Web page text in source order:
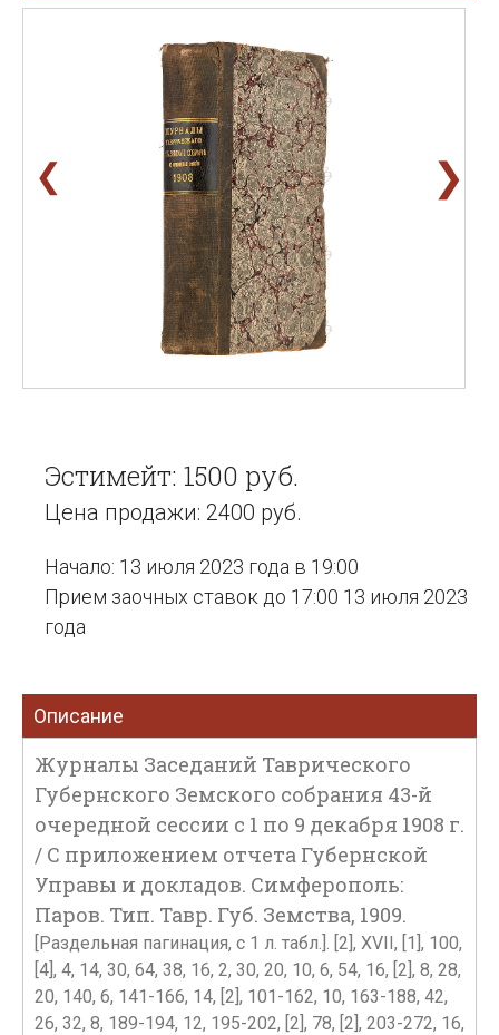
❮ ❯
Эстимейт: 1500 руб.
Цена продажи: 2400 руб.
Начало: 13 июля 2023 года в 19:00
Прием заочных ставок до 17:00 13 июля 2023
года
Описание
Журналы Заседаний Таврического
Губернского Земского собрания 43-й
очередной сессии с 1 по 9 декабря 1908 г.
/ С приложением отчета Губернской
Управы и докладов. Симферополь:
Паров. Тип. Тавр. Губ. Земства, 1909.
[Раздельная пагинация, с 1 л. табл.]. [2], XVII, [1], 100,
[4], 4, 14, 30, 64, 38, 16, 2, 30, 20, 10, 6, 54, 16, [2], 8, 28,
20, 140, 6, 141-166, 14, [2], 101-162, 10, 163-188, 42,
26, 32, 8, 189-194, 12, 195-202, [2], 78, [2], 203-272, 16,